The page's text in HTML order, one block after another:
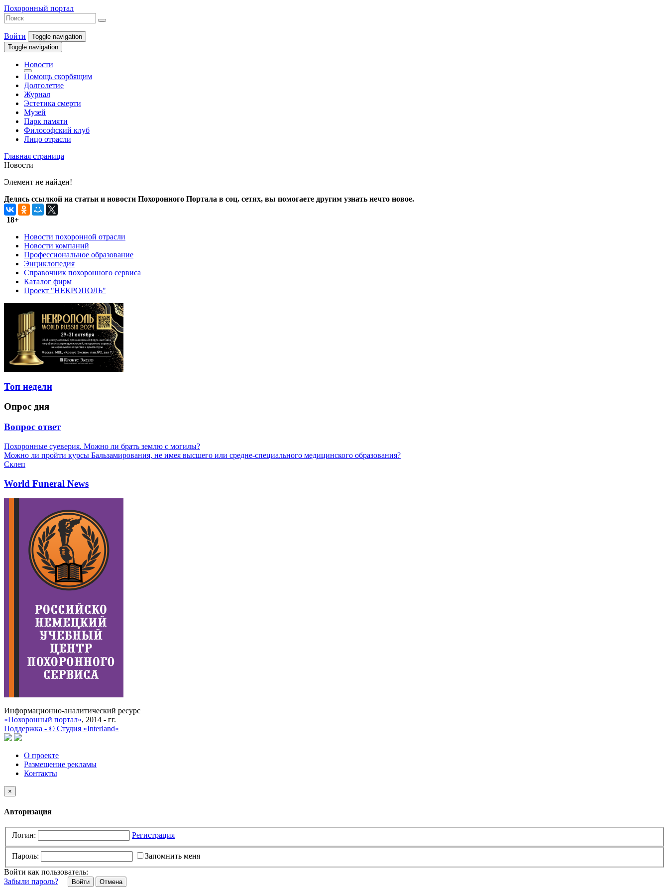
Похоронный портал
Войти
Toggle navigation
Toggle navigation
Новости
Помощь скорбящим
Долголетие
Журнал
Эстетика смерти
Музей
Парк памяти
Философский клуб
Лицо отрасли
Главная страница
Новости
Элемент не найден!
Делясь ссылкой на статьи и новости Похоронного Портала в соц. сетях, вы помогаете другим узнать нечто новое.
18+
Новости похоронной отрасли
Новости компаний
Профессиональное образование
Энциклопедия
Справочник похоронного сервиса
Каталог фирм
Проект "НЕКРОПОЛЬ"
Топ недели
Опрос дня
Вопрос ответ
Похоронные суеверия. Можно ли брать землю с могилы?
Можно ли пройти курсы Бальзамирования, не имея высшего или средне-специального медицинского образования?
Склеп
World Funeral News
Информационно-аналитический ресурс
«Похоронный портал», 2014 - гг.
Поддержка - © Cтудия «Interland»
О проекте
Размещение рекламы
Контакты
×
Авторизация
Логин: Регистрация
Пароль:
Запомнить меня
Войти как пользователь:
Забыли пароль?
Отмена